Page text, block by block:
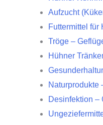
Aufzucht
Futtermittel für
Tröge –
Hühner
Naturprodukte
Desinfektion –